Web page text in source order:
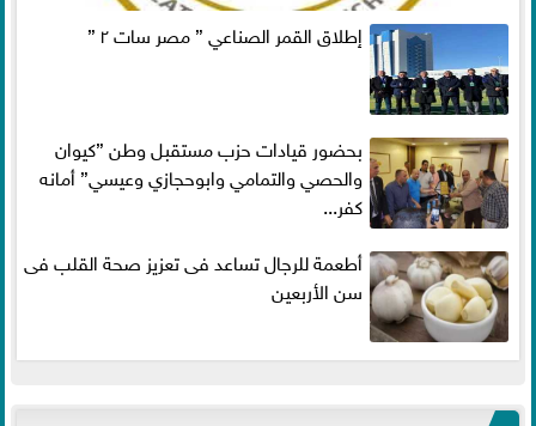
إطلاق القمر الصناعي ” مصر سات ٢ ”
بحضور قيادات حزب مستقبل وطن ”كيوان
والحصي والتمامي وابوحجازي وعيسي” أمانه
كفر...
أطعمة للرجال تساعد فى تعزيز صحة القلب فى
سن الأربعين